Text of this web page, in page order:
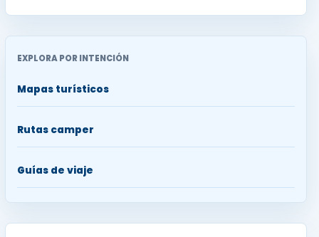
EXPLORA POR INTENCIÓN
Mapas turísticos
Rutas camper
Guías de viaje